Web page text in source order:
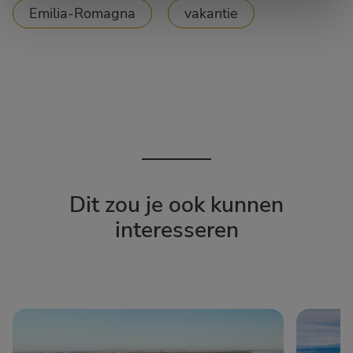
Emilia-Romagna vakantie
Dit zou je ook kunnen
interesseren